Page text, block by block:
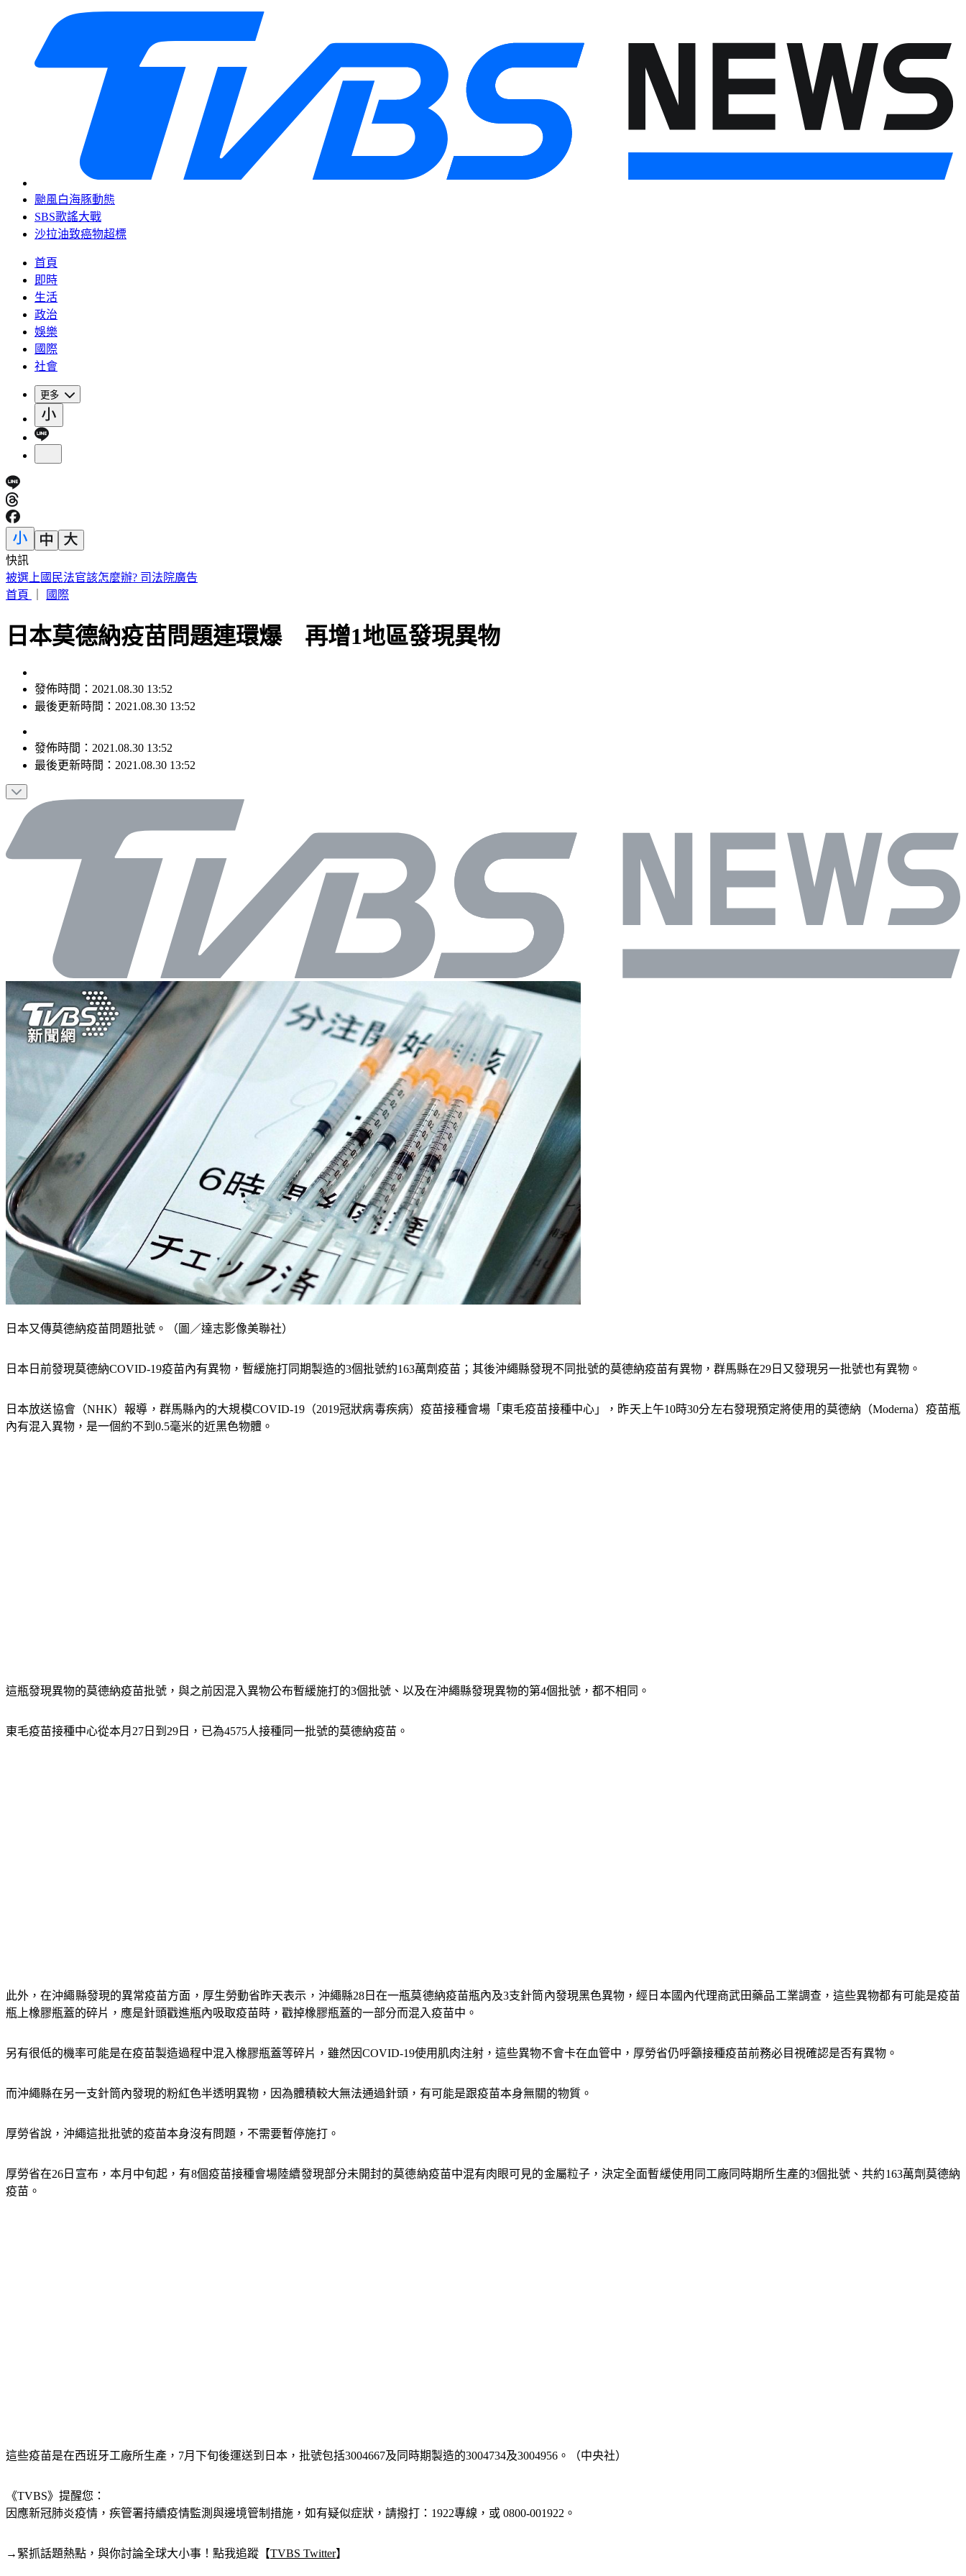
颱風白海豚動態
SBS歌謠大戰
沙拉油致癌物超標
首頁
即時
生活
政治
娛樂
國際
社會
更多
快訊
陳佩琪曝柯文哲生日心聲 監控腳環換手環沒不同：羞辱性更強
首頁
國際
日本莫德納疫苗問題連環爆 再增1地區發現異物
發佈時間：2021.08.30 13:52
最後更新時間：2021.08.30 13:52
發佈時間： 2021.08.30 13:52
最後更新時間： 2021.08.30 13:52
日本又傳莫德納疫苗問題批號。（圖／達志影像美聯社）
日本日前發現莫德納COVID-19疫苗內有異物，暫緩施打同期製造的3個批號約163萬劑疫苗；其後沖繩縣發現不同批號的莫德納疫苗有異物，群馬縣在29日又發現另一批號也有異物。
日本放送協會（NHK）報導，群馬縣內的大規模COVID-19（2019冠狀病毒疾病）疫苗接種會場「東毛疫苗接種中心」，昨天上午10時30分左右發現預定將使用的莫德納（Moderna）疫苗瓶
內有混入異物，是一個約不到0.5毫米的近黑色物體。
這瓶發現異物的莫德納疫苗批號，與之前因混入異物公布暫緩施打的3個批號、以及在沖繩縣發現異物的第4個批號，都不相同。
東毛疫苗接種中心從本月27日到29日，已為4575人接種同一批號的莫德納疫苗。
此外，在沖繩縣發現的異常疫苗方面，厚生勞動省昨天表示，沖繩縣28日在一瓶莫德納疫苗瓶內及3支針筒內發現黑色異物，經日本國內代理商武田藥品工業調查，這些異物都有可能是疫苗
瓶上橡膠瓶蓋的碎片，應是針頭戳進瓶內吸取疫苗時，戳掉橡膠瓶蓋的一部分而混入疫苗中。
另有很低的機率可能是在疫苗製造過程中混入橡膠瓶蓋等碎片，雖然因COVID-19使用肌肉注射，這些異物不會卡在血管中，厚勞省仍呼籲接種疫苗前務必目視確認是否有異物。
而沖繩縣在另一支針筒內發現的粉紅色半透明異物，因為體積較大無法通過針頭，有可能是跟疫苗本身無關的物質。
厚勞省說，沖繩這批批號的疫苗本身沒有問題，不需要暫停施打。
厚勞省在26日宣布，本月中旬起，有8個疫苗接種會場陸續發現部分未開封的莫德納疫苗中混有肉眼可見的金屬粒子，決定全面暫緩使用同工廠同時期所生產的3個批號、共約163萬劑莫德納
疫苗。
這些疫苗是在西班牙工廠所生產，7月下旬後運送到日本，批號包括3004667及同時期製造的3004734及3004956。（中央社）
《TVBS》提醒您：
因應新冠肺炎疫情，疾管署持續疫情監測與邊境管制措施， 如有疑似症狀，請撥打：1922專線，或 0800-001922。
→緊抓話題熱點，與你討論全球大小事！點我追蹤【TVBS Twitter】